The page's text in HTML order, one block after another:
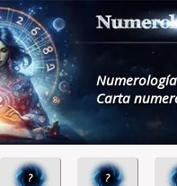
Carta
? ?